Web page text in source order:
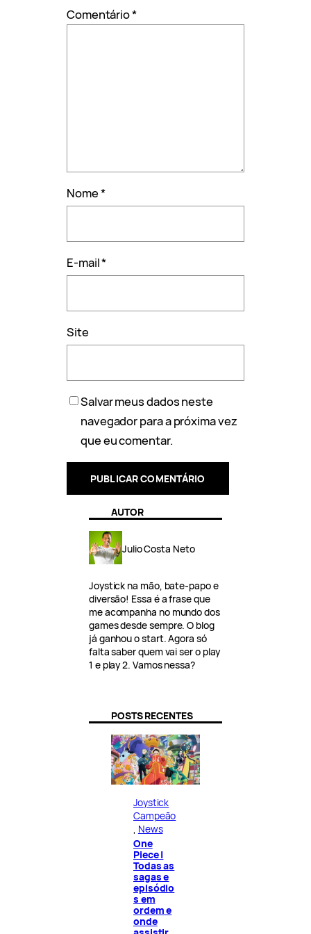
Comentário*
Nome*
E-mail*
Site
Salvar meus dados neste
navegador para a próxima vez
que eu comentar.
AUTOR
Julio Costa Neto
Joystick na mão, bate-papo e
diversão! Essa é a frase que
me acompanha no mundo dos
games desde sempre. O blog
já ganhou o start. Agora só
falta saber quem vai ser o play
1 e play 2. Vamos nessa?
POSTS RECENTES
Joystick
Campeão
News
One
Piece |
Todas as
sagas e
episódio
s em
ordem e
onde